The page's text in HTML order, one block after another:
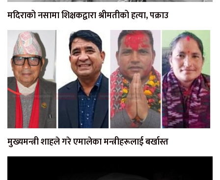
मदिराको नसामा शिक्षकद्वारा श्रीमतीको हत्या, पक्राउ
मुख्यमन्त्री शाहले गरे एमालेका मन्त्रीहरूलाई बर्खास्त